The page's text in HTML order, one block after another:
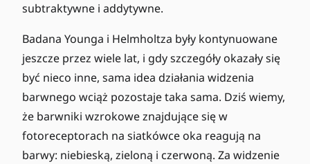
subtraktywne i addytywne.
Badana Younga i Helmholtza były kontynuowane
jeszcze przez wiele lat, i gdy szczegóły okazały się
być nieco inne, sama idea działania widzenia
barwnego wciąż pozostaje taka sama. Dziś wiemy,
że barwniki wzrokowe znajdujące się w
fotoreceptorach na siatkówce oka reagują na
barwy: niebieską, zieloną i czerwoną. Za widzenie